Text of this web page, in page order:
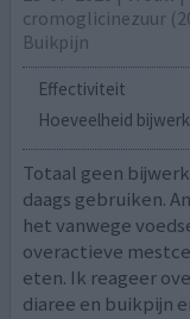
cromoglicinezuur
Buikpijn
Effectiviteit
Hoeveelheid
Totaal geen
daags gebruiken.
het vanwege
overactieve
eten. Ik reageer
diaree en buikpijn